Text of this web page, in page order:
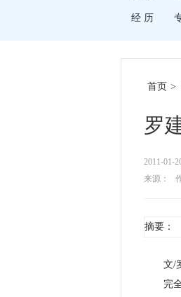
经 历
首页 >
罗
2011-01-
来源：
摘要：
文/
完全